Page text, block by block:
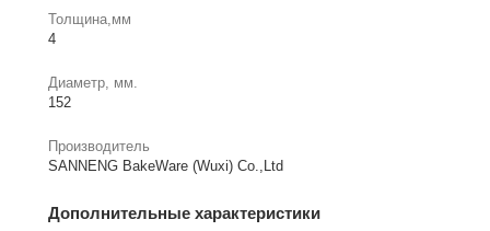
Толщина,мм
4
Диаметр, мм.
152
Производитель
SANNENG BakeWare (Wuxi) Co.,Ltd
Дополнительные характеристики